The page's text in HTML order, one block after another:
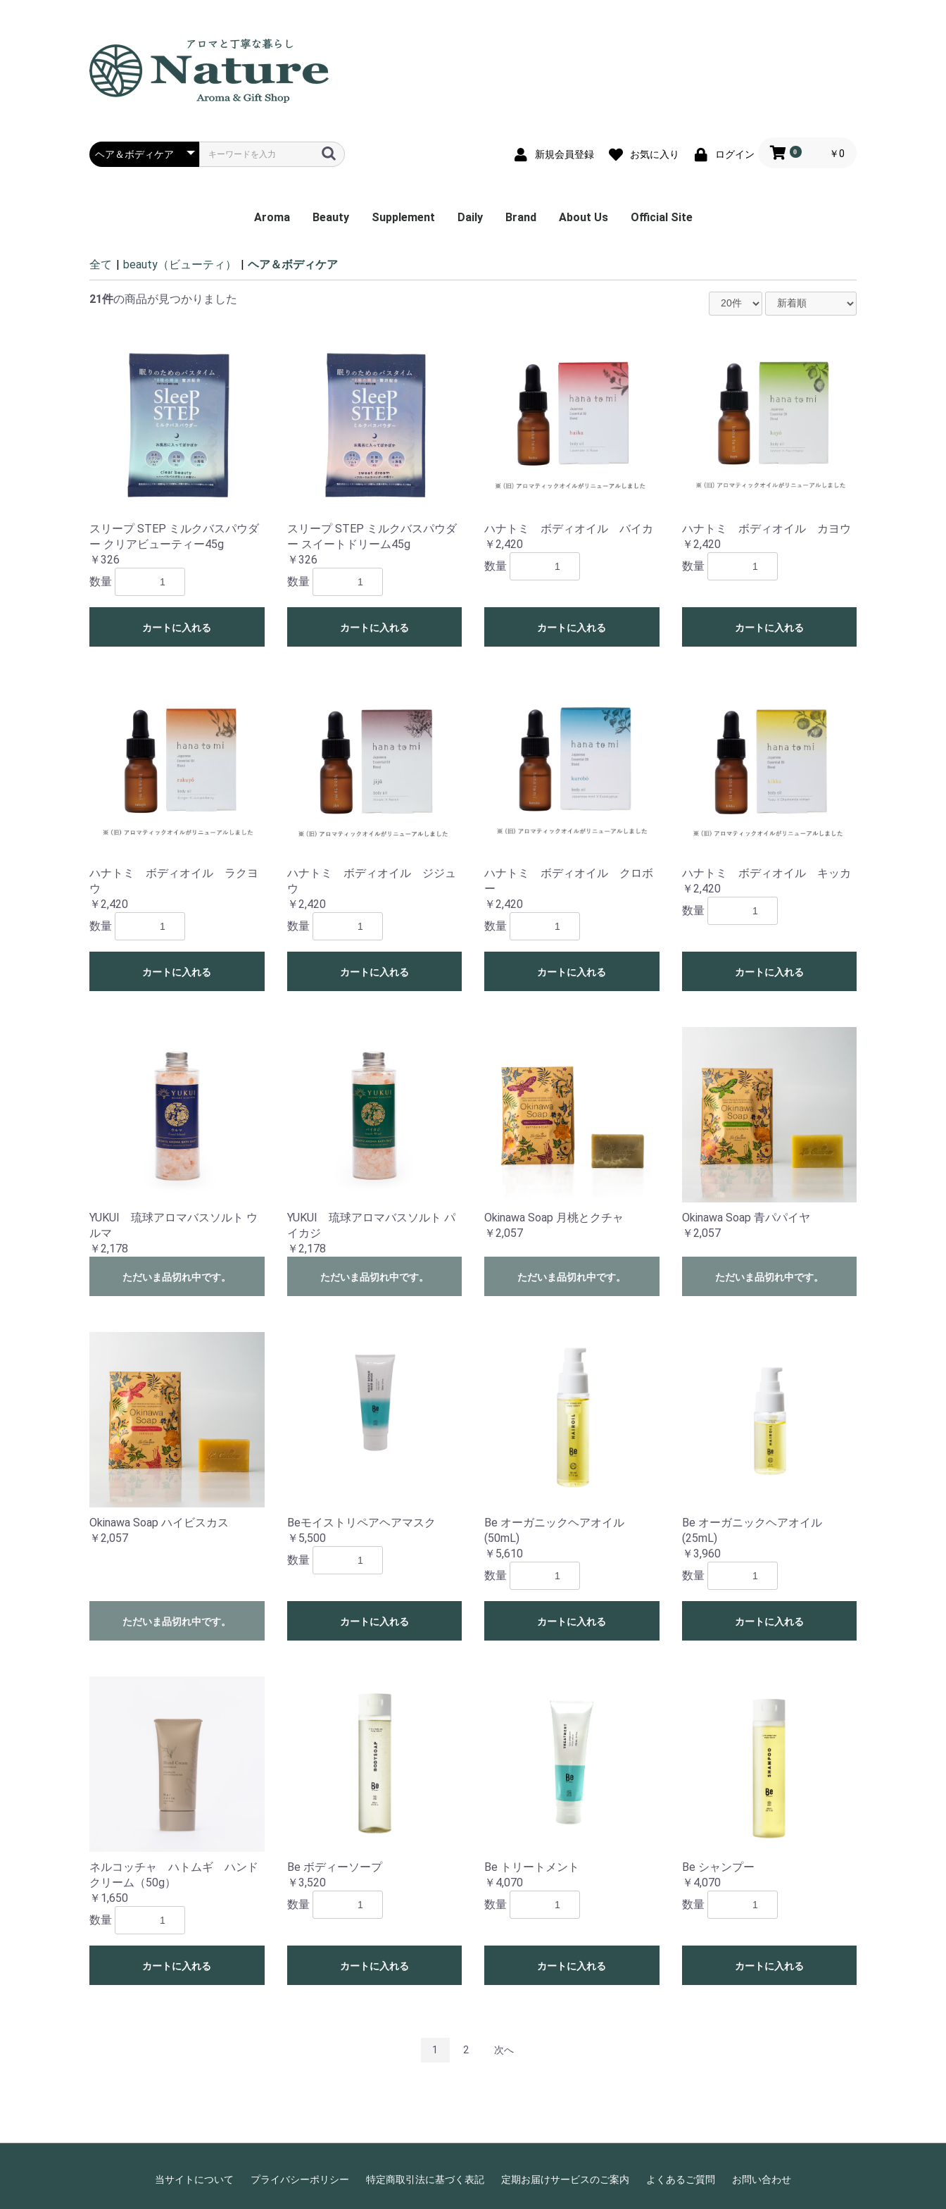
新規会員登録 お気に入り ログイン 0 ￥0
Aroma Beauty Supplement Daily Brand About Us Official Site
全て | beauty（ビューティ） | ヘア＆ボディケア
21件の商品が見つかりました
スリープ STEP ミルクバスパウダ
ー クリアビューティー45g
￥326
数量
カートに入れる
スリープ STEP ミルクバスパウダ
ー スイートドリーム45g
￥326
数量
カートに入れる
ハナトミ ボディオイル バイカ
￥2,420
数量
カートに入れる
ハナトミ ボディオイル カヨウ
￥2,420
数量
カートに入れる
ハナトミ ボディオイル ラクヨ
ウ
￥2,420
数量
カートに入れる
ハナトミ ボディオイル ジジュ
ウ
￥2,420
数量
カートに入れる
ハナトミ ボディオイル クロボ
ー
￥2,420
数量
カートに入れる
ハナトミ ボディオイル キッカ
￥2,420
数量
カートに入れる
YUKUI 琉球アロマバスソルト ウ
ルマ
￥2,178
ただいま品切れ中です。
YUKUI 琉球アロマバスソルト パ
イカジ
￥2,178
ただいま品切れ中です。
Okinawa Soap 月桃とクチャ
￥2,057
ただいま品切れ中です。
Okinawa Soap 青パパイヤ
￥2,057
ただいま品切れ中です。
Okinawa Soap ハイビスカス
￥2,057
ただいま品切れ中です。
Beモイストリペアヘアマスク
￥5,500
数量
カートに入れる
Be オーガニックヘアオイル
(50mL)
￥5,610
数量
カートに入れる
Be オーガニックヘアオイル
(25mL)
￥3,960
数量
カートに入れる
ネルコッチャ ハトムギ ハンド
クリーム（50g）
￥1,650
数量
カートに入れる
Be ボディーソープ
￥3,520
数量
カートに入れる
Be トリートメント
￥4,070
数量
カートに入れる
Be シャンプー
￥4,070
数量
カートに入れる
1 2 次へ
当サイトについて プライバシーポリシー 特定商取引法に基づく表記 定期お届けサービスのご案内 よくあるご質問 お問い合わせ